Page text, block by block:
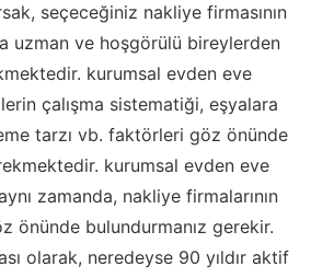
seçeceğiniz nakliye firmasının
uzman ve hoşgörülü bireylerden
kurumsal evden eve
çalışma sistematiği, eşyalara
tarzı vb. faktörleri göz önünde
kurumsal evden eve
zamanda, nakliye firmalarının
önünde bulundurmanız gerekir.
olarak, neredeyse 90 yıldır aktif